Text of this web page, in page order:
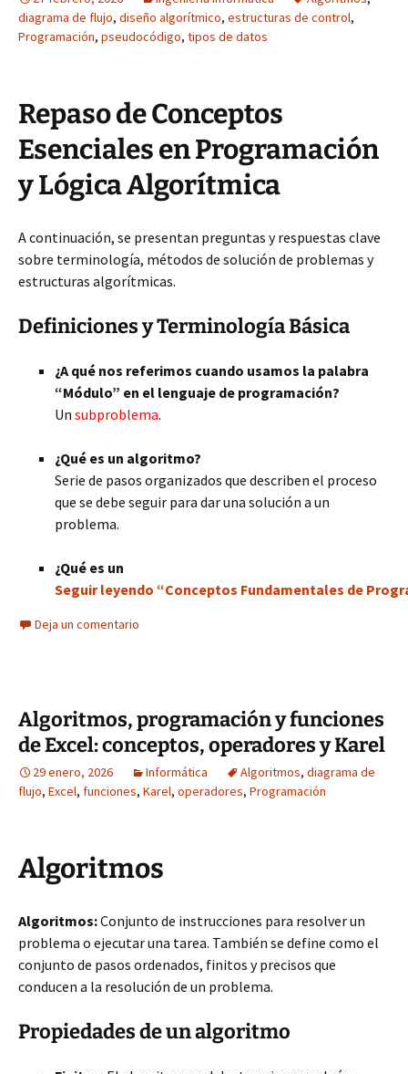
diagrama de flujo, diseño algorítmico, estructuras de control,
Programación, pseudocódigo, tipos de datos
Repaso de Conceptos
Esenciales en Programación
y Lógica Algorítmica
A continuación, se presentan preguntas y respuestas clave
sobre terminología, métodos de solución de problemas y
estructuras algorítmicas.
Definiciones y Terminología Básica
¿A qué nos referimos cuando usamos la palabra
“Módulo” en el lenguaje de programación?
Un subproblema.
¿Qué es un algoritmo?
Serie de pasos organizados que describen el proceso
que se debe seguir para dar una solución a un
problema.
¿Qué es un
Seguir leyendo “Conceptos Fundamentales de
Deja un comentario
Algoritmos, programación y funciones
de Excel: conceptos, operadores y Karel
29 enero, 2026 Informática Algoritmos, diagrama de
flujo, Excel, funciones, Karel, operadores, Programación
Algoritmos
Algoritmos:Conjunto de instrucciones para resolver un
problema o ejecutar una tarea. También se define como el
conjunto de pasos ordenados, finitos y precisos que
conducen a la resolución de un problema.
Propiedades de un algoritmo